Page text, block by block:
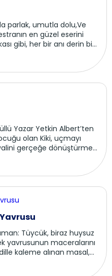
parlak, umutla dolu,Ve
en güzel eserini
gibi, her bir anı derin bir
Yazar Yetkin Albert’ten
olan Kiki, uçmayı
gerçeğe dönüştürme
Tüycük, biraz huysuz
yavrusunun maceralarını
kaleme alınan masal,